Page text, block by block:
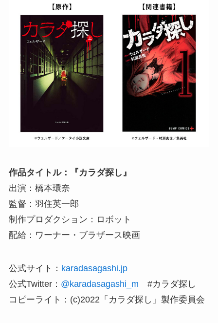
作品タイトル：『カラダ探し』
出演：橋本環奈
監督：羽住英一郎
制作プロダクション：ロボット
配給：ワーナー・ブラザース映画
公式サイト： karadasagashi.jp
公式Twitter： @karadasagashi_m #カラダ探し
コピーライト：(c)2022「カラダ探し」製作委員会